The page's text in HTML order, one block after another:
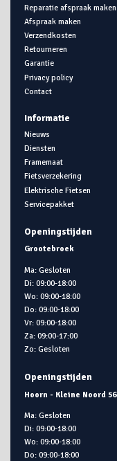
Reparatie afspraak maken
Afspraak maken
Verzendkosten
Retourneren
Garantie
Privacy policy
Contact
Informatie
Nieuws
Diensten
Framemaat
Fietsverzekering
Elektrische Fietsen
Servicepakket
Openingstijden
Grootebroek
Ma: Gesloten
Di: 09:00-18:00
Wo: 09:00-18:00
Do: 09:00-18:00
Vr: 09:00-18:00
Za: 09:00-17:00
Zo: Gesloten
Openingstijden
Hoorn - Kleine Noord 56
Ma: Gesloten
Di: 09:00-18:00
Wo: 09:00-18:00
Do: 09:00-18:00